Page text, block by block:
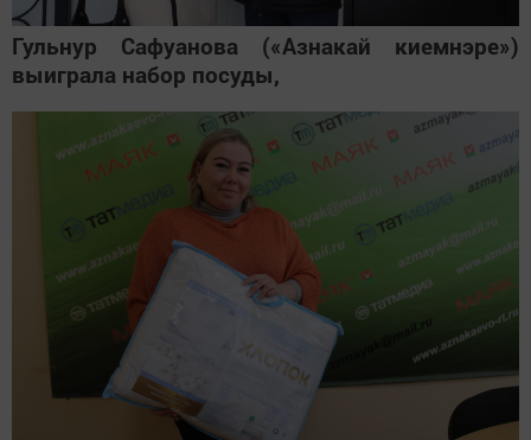
Гульнур Сафуанова («Азнакай киемнэре»)
выиграла набор посуды,